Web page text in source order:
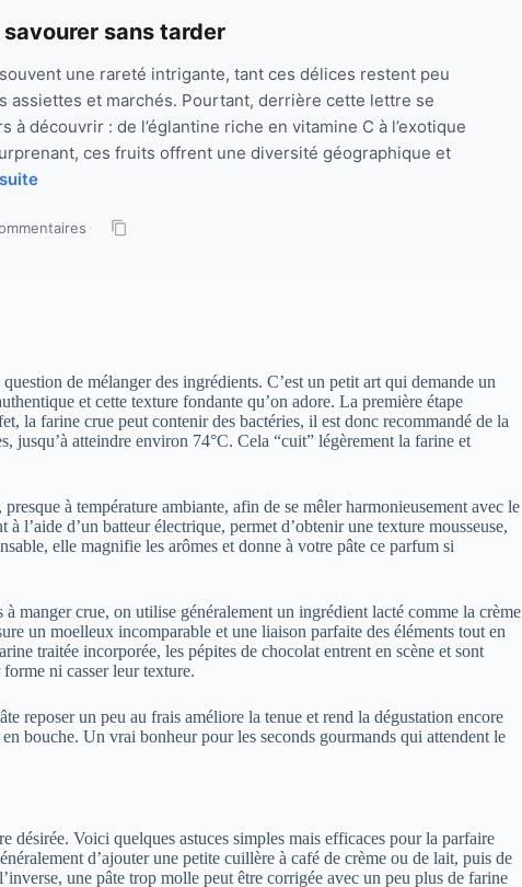
sans tarder
une rareté intrigante, tant ces délices restent peu
assiettes et marchés. Pourtant, derrière cette lettre se
à découvrir : de l’églantine riche en vitamine C à l’exotique
ces fruits offrent une diversité géographique et
·
de mélanger des ingrédients. C’est un petit art qui demande un
et cette texture fondante qu’on adore. La première étape
la farine crue peut contenir des bactéries, il est donc recommandé de la
jusqu’à atteindre environ 74°C. Cela “cuit” légèrement la farine et
à température ambiante, afin de se mêler harmonieusement avec le
l’aide d’un batteur électrique, permet d’obtenir une texture mousseuse,
elle magnifie les arômes et donne à votre pâte ce parfum si
manger crue, on utilise généralement un ingrédient lacté comme la crème
un moelleux incomparable et une liaison parfaite des éléments tout en
traitée incorporée, les pépites de chocolat entrent en scène et sont
ni casser leur texture.
reposer un peu au frais améliore la tenue et rend la dégustation encore
bouche. Un vrai bonheur pour les seconds gourmands qui attendent le
Voici quelques astuces simples mais efficaces pour la parfaire
d’ajouter une petite cuillère à café de crème ou de lait, puis de
une pâte trop molle peut être corrigée avec un peu plus de farine